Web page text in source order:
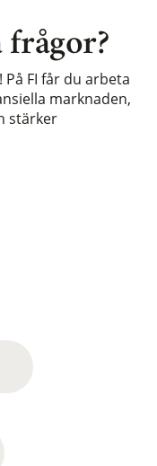
frågor?
FI får du arbeta
marknaden,
stärker